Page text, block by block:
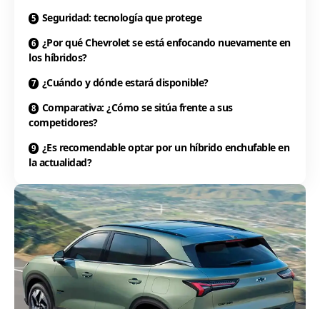
Seguridad: tecnología que protege
¿Por qué Chevrolet se está enfocando nuevamente en
los híbridos?
¿Cuándo y dónde estará disponible?
Comparativa: ¿Cómo se sitúa frente a sus
competidores?
¿Es recomendable optar por un híbrido enchufable en
la actualidad?